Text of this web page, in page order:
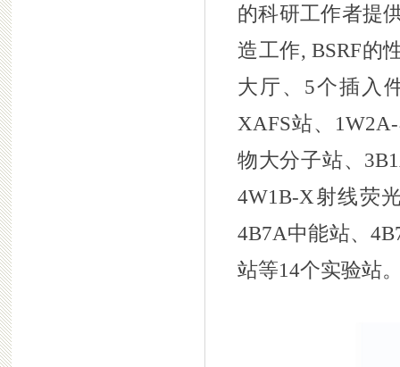
的科研工作者提
造工作, BSRF的
大厅、5个插入
XAFS站、
物大分子站、
4W1B-X射线荧
4B7A中能站、
站等14个实验